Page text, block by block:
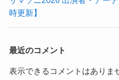
時更新】
最近のコメント
表示できるコメントはありま